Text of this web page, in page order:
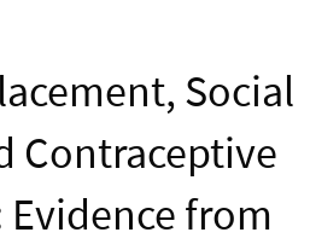
Social
Contraceptive
from